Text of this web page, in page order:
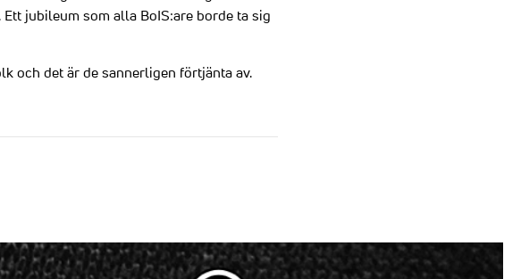
jubileum som alla BoIS:are borde ta sig
och det är de sannerligen förtjänta av.